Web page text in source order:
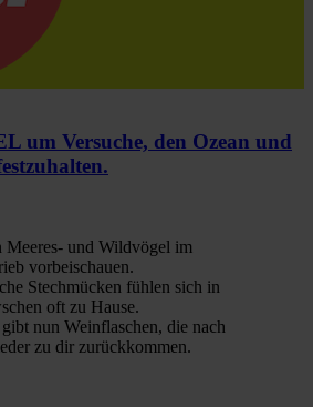
um Versuche, den Ozean und
Meeres- und Wildvögel im
vorbeischauen.
Stechmücken fühlen sich in
oft zu Hause.
gibt nun Weinflaschen, die nach
zu dir zurückkommen.